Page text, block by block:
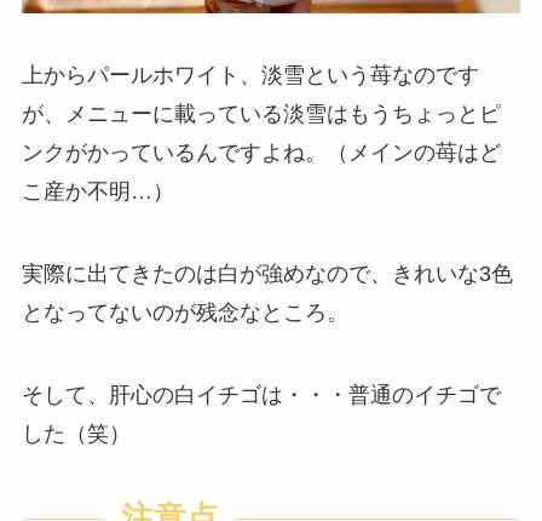
上からパールホワイト、淡雪という苺なのです
が、メニューに載っている淡雪はもうちょっとピ
ンクがかっているんですよね。（メインの苺はど
こ産か不明…）
実際に出てきたのは白が強めなので、きれいな3色
となってないのが残念なところ。
そして、肝心の白イチゴは・・・普通のイチゴで
した（笑）